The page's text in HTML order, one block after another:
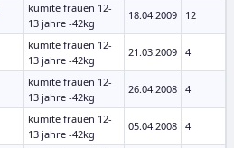
kumite frauen 12-
13 jahre -42kg
18.04.2009 12
kumite frauen 12-
13 jahre -42kg
21.03.2009 4
kumite frauen 12-
13 jahre -42kg
26.04.2008 4
kumite frauen 12-
13 jahre -42kg
05.04.2008 4